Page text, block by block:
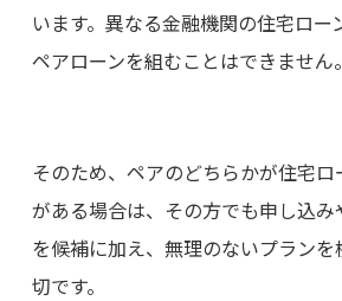
います。異なる金融機関の住宅ロー
ペアローンを組むことはできません。
そのため、ペアのどちらかが住宅
がある場合は、その方でも申し込み
を候補に加え、無理のないプラン
切です。